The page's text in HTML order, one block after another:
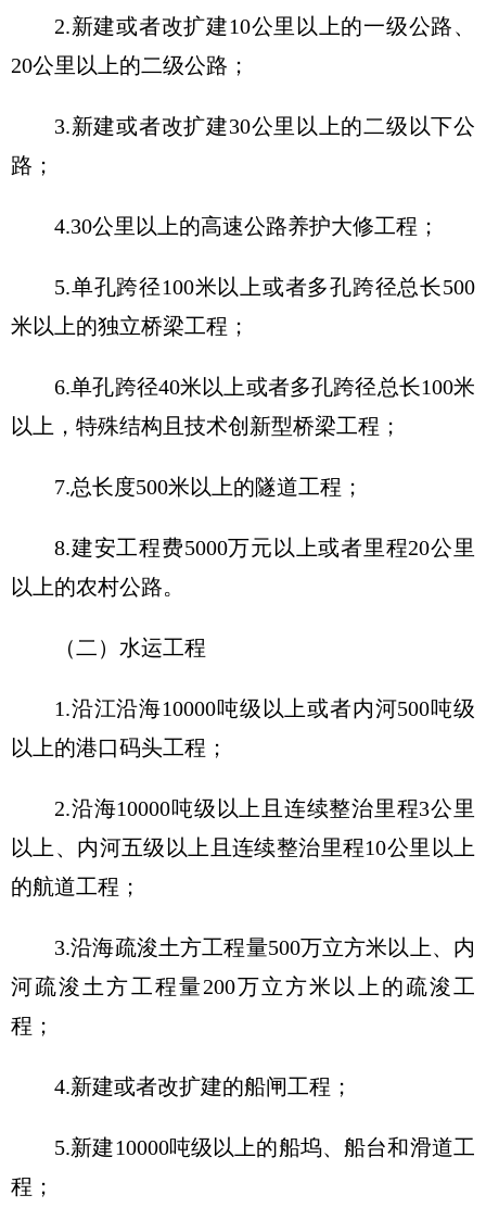
2.新建或者改扩建10公里以上的一级公路、
20公里以上的二级公路；
3.新建或者改扩建30公里以上的二级以下公
路；
4.30公里以上的高速公路养护大修工程；
5.单孔跨径100米以上或者多孔跨径总长500
米以上的独立桥梁工程；
6.单孔跨径40米以上或者多孔跨径总长100米
以上，特殊结构且技术创新型桥梁工程；
7.总长度500米以上的隧道工程；
8.建安工程费5000万元以上或者里程20公里
以上的农村公路。
（二）水运工程
1.沿江沿海10000吨级以上或者内河500吨级
以上的港口码头工程；
2.沿海10000吨级以上且连续整治里程3公里
以上、内河五级以上且连续整治里程10公里以上
的航道工程；
3.沿海疏浚土方工程量500万立方米以上、内
河疏浚土方工程量200万立方米以上的疏浚工
程；
4.新建或者改扩建的船闸工程；
5.新建10000吨级以上的船坞、船台和滑道工
程；